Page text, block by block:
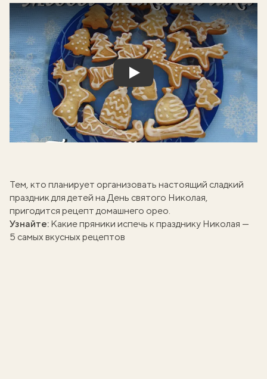
Play
Тем, кто планирует организовать настоящий сладкий
праздник для детей на День святого Николая,
пригодится рецептдомашнего орео.
Узнайте: Какие пряники испечь к празднику Николая —
5 самых вкусных рецептов